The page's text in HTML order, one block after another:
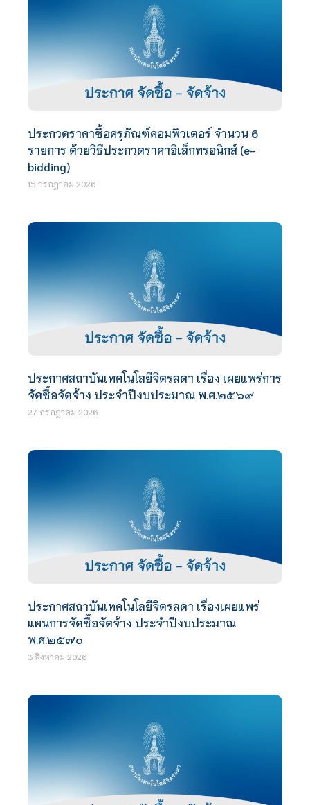
ประกวดราคาซื้อครุภัณฑ์คอมพิวเตอร์ จำนวน 6
รายการ ด้วยวิธีประกวดราคาอิเล็กทรอนิกส์ (e-
bidding)
15 กรกฎาคม 2026
ประกาศสถาบันเทคโนโลยีจิตรลดา เรื่อง เผยแพร่การ
จัดซื้อจัดจ้าง ประจำปีงบประมาณ พ.ศ.๒๕๖๙
27 กรกฎาคม 2026
ประกาศสถาบันเทคโนโลยีจิตรลดา เรื่องเผยแพร่
แผนการจัดซื้อจัดจ้าง ประจำปีงบประมาณ
พ.ศ.๒๕๗๐
3 สิงหาคม 2026